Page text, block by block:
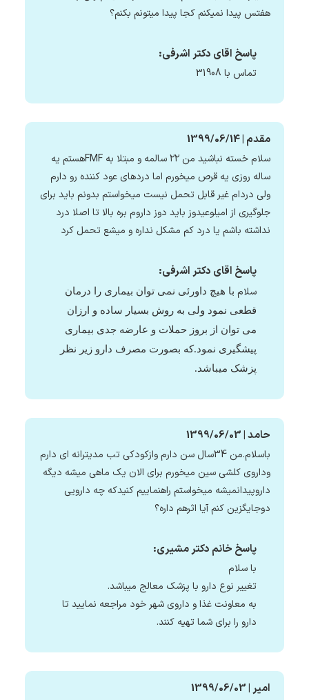
هفتس پیدا نمیکنم کجا پیدا میتونم بکنم؟
پاسخ اقای دکتر اشرفی:
تماس با 31908
مقدم | 1399/06/14
سلام خسته نباشید من ۲۲ سالمه و مبتلا به FMFهستم یه
ساله روزی یه قرص میخورم اما دردهای عود کننده رو دارم
ولی دردام غیر قابل تحمل نیست میخواستم بدونم باید برای
جلوگیری از امیلوعیدوز باید دوز داروم بره بالا تا اصلا درد
نداشته باشم یا درد کم مشکل نداره و میشع تحمل کرد
پاسخ اقای دکتر اشرفی:
سلام با هیچ داورئی نمی توان بیماری را درمان
قطعی نمود ولی به روش بسیار ساده و ارزان
می توان از بروز حملات و عارضه جدی بیماری
پیشگیری نمود.که بصورت مصرف دارو زیر نظر
پزشک میباشد.
حامد | 1399/06/03
باسلام.من 34سال سن دارم وازکودکی تب مدیترانه ای دارم
وداروی کلشی سین میخورم برای الان یک ماهی میشه دیگه
داروپیدانمیشه میخواستم راهنماییم کنیدکه چه دارویی
دوجایگزین کنم آیا اثرهم داره؟
پاسخ خانم دکتر مشیری:
با سلام
تغییر نوع دارو با پزشک معالج میباشد.
به معاونت غذا و داروی شهر خود مراجعه نمایید تا
دارو را برای شما تهیه کنند.
امیر | 1399/06/03